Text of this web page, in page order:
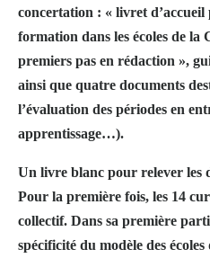
concertation : « livret d’accueil
formation dans les écoles de la
premiers pas en rédaction »,
ainsi que quatre documents
l’évaluation des périodes en
apprentissage…).
Un livre blanc pour relever les
Pour la première fois, les 14
collectif. Dans sa première
spécificité du modèle des